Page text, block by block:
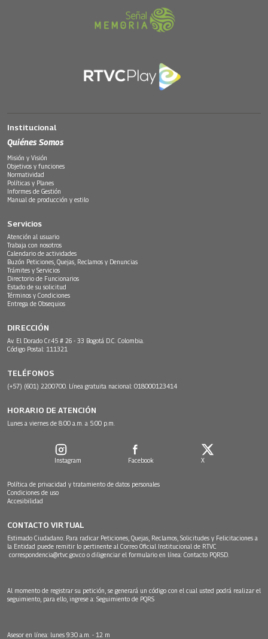
Institucional
Quiénes Somos
Misión y Visión
Objetivos y funciones
Normatividad
Políticas y Planes
Informes de Gestión
Manual de producción y estilo
Servicios
Atención al usuario
Trabaja con nosotros
Calendario de actividades
Buzón Peticiones, Quejas, Reclamos y Denuncias
Trámites y Servicios
Directorio de Funcionarios
Estado de su solicitud
Términos y Condiciones
Entrega de Obsequios
DIRECCIÓN
Av. El Dorado Cr.45 # 26 - 33 Bogotá D.C. Colombia.
Código Postal: 111321
TELÉFONOS
(+57) (601) 2200700. Línea gratuita nacional: 018000123414
HORARIO DE ATENCIÓN
Lunes a viernes de 8:00 a.m. a 5:00 p.m.
Instagram Facebook X
Política de privacidad y tratamiento de datos personales
Condiciones de uso
Accesibilidad
CONTACTO VIRTUAL
Estimado Ciudadano: Para radicar Peticiones, Quejas, Reclamos, Solicitudes y Felicitaciones a
la Entidad puede remitir lo pertinente al Correo Oficial Institucional de RTVC
correspondencia@rtvc.gov.co o diligenciar el formulario en línea: Contacto PQRSD.
Al momento de registrar su petición, se generará un código con el cual usted podrá realizar el
seguimiento, para ello, ingrese a: Seguimiento de PQRS
Asesor en línea: lunes 9:30 a.m. - 12 m